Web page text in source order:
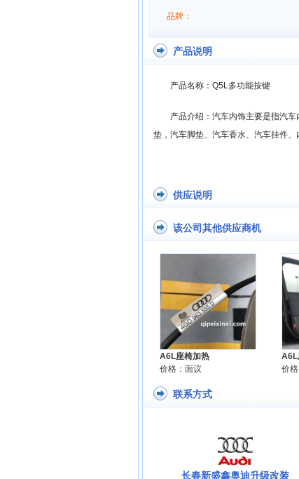
品牌：
产品说明
产品名称：Q5L多功能按键
产品介绍：汽车内饰主要是指汽
垫，汽车脚垫、汽车香水、汽车挂件、
供应说明
该公司其他供应商机
A6L座椅加热
价格：面议
A6L
价
联系方式
长春新盛鑫奥迪升级改装